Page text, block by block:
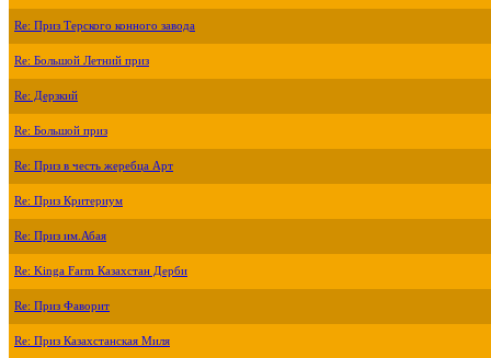
Re: Приз Терского конного завода
Re: Большой Летний приз
Re: Дерзкий
Re: Большой приз
Re: Приз в честь жеребца Арт
Re: Приз Критериум
Re: Приз им.Абая
Re: Kinga Farm Казахстан Дерби
Re: Приз Фаворит
Re: Приз Казахстанская Миля